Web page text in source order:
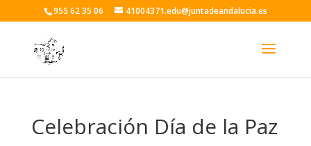
955 62 35 06 41004371.edu@juntadeandalucia.es
Celebración Día de la Paz